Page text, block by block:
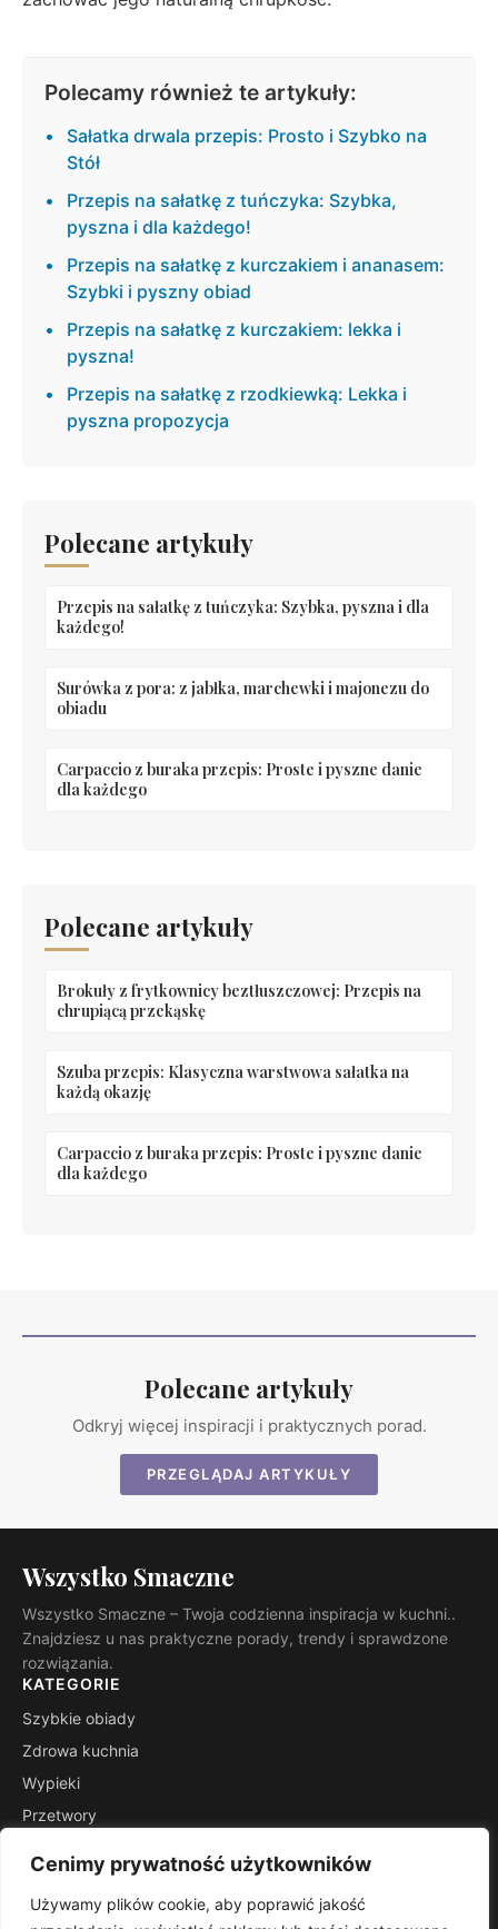
Cenimy prywatność użytkowników
Używamy plików cookie, aby poprawić jakość
Polecamy również te artykuły:
Sałatka drwala przepis: Prosto i Szybko na
Stół
Przepis na sałatkę z tuńczyka: Szybka,
pyszna i dla każdego!
Przepis na sałatkę z kurczakiem i ananasem:
Szybki i pyszny obiad
Przepis na sałatkę z kurczakiem: lekka i
pyszna!
Przepis na sałatkę z rzodkiewką: Lekka i
pyszna propozycja
Polecane artykuły
Przepis na sałatkę z tuńczyka: Szybka, pyszna i dla
każdego!
Surówka z pora: z jabłka, marchewki i majonezu do
obiadu
Carpaccio z buraka przepis: Proste i pyszne danie
dla każdego
Polecane artykuły
Brokuły z frytkownicy beztłuszczowej: Przepis na
chrupiącą przekąskę
Szuba przepis: Klasyczna warstwowa sałatka na
każdą okazję
Carpaccio z buraka przepis: Proste i pyszne danie
dla każdego
Polecane artykuły
Odkryj więcej inspiracji i praktycznych porad.
PRZEGLĄDAJ ARTYKUŁY
Wszystko Smaczne
Wszystko Smaczne – Twoja codzienna inspiracja w kuchni..
Znajdziesz u nas praktyczne porady, trendy i sprawdzone
rozwiązania.
KATEGORIE
Szybkie obiady
Zdrowa kuchnia
Wypieki
Przetwory
Porady mistrza
INFORMACJE